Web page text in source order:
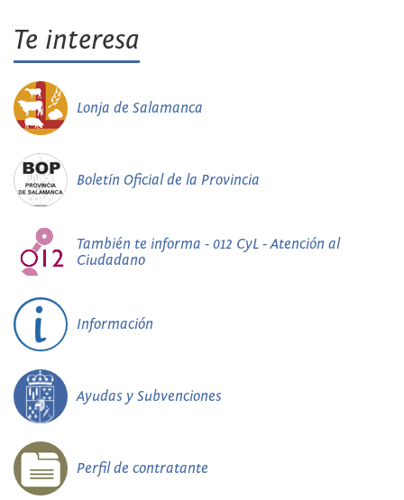
Te interesa
Lonja de Salamanca
Boletín Oficial de la Provincia
También te informa - 012 CyL - Atención al
Ciudadano
Información
Ayudas y Subvenciones
Perfil de contratante